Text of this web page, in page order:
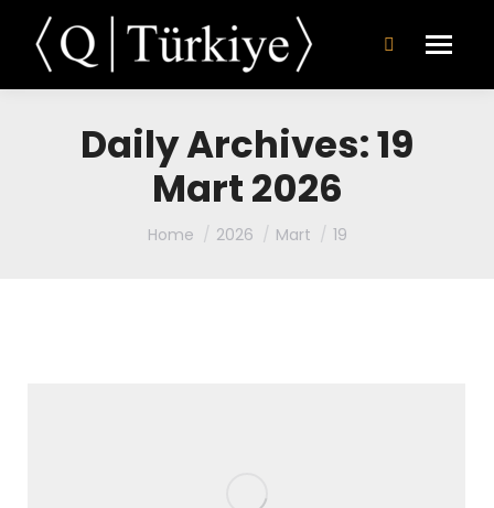
Daily Archives:19
Mart 2026
You are here:
Home 2026 Mart 19